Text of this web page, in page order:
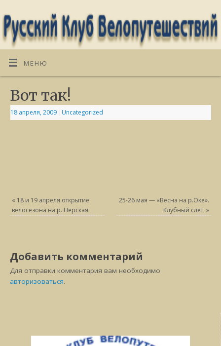
МЕНЮ
Вот так!
18 апреля, 2009 | Uncategorized
« 18 и 19 апреля открытие
велосезона на р. Нерская
25-26 мая — «Весна на р.Оке».
Клубный слет. »
Добавить комментарий
Для отправки комментария вам необходимо
авторизоваться.